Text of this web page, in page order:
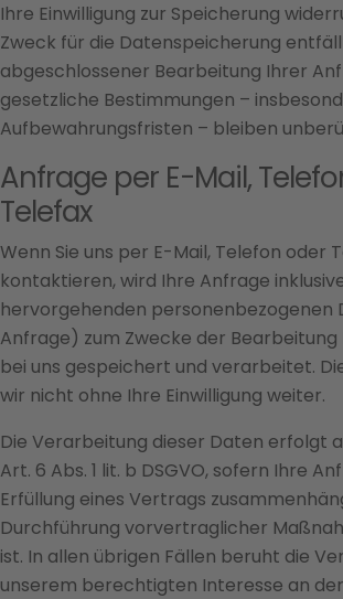
Ihre Einwilligung zur Speicherung
Zweck für die Datenspeicherung
abgeschlossener Bearbeitung Ihrer
gesetzliche Bestimmungen –
Aufbewahrungsfristen – bleiben
Anfrage per E-Mail,
Telefax
Wenn Sie uns per E-Mail, Telefon oder
kontaktieren, wird Ihre Anfrage
hervorgehenden personenbezogenen
Anfrage) zum Zwecke der Bearbeitung
bei uns gespeichert und verarbeitet.
wir nicht ohne Ihre Einwilligung weiter.
Die Verarbeitung dieser Daten erfolgt
Art. 6 Abs. 1 lit. b DSGVO, sofern Ihre
Erfüllung eines Vertrags
Durchführung vorvertraglicher
ist. In allen übrigen Fällen beruht die
unserem berechtigten Interesse an